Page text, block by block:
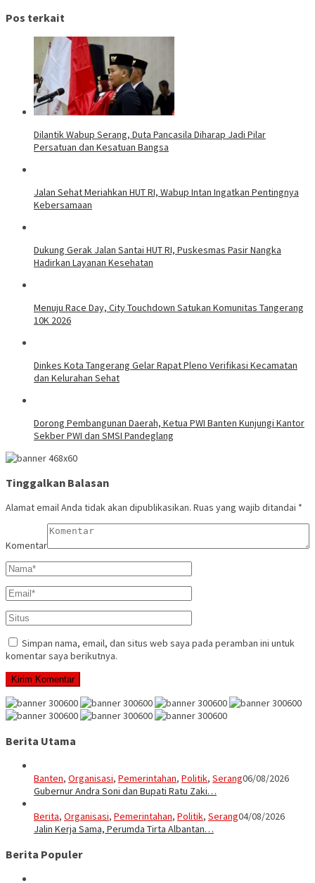
Pos terkait
Dilantik Wabup Serang, Duta Pancasila Diharap Jadi Pilar
Persatuan dan Kesatuan Bangsa
Jalan Sehat Meriahkan HUT RI, Wabup Intan Ingatkan Pentingnya
Kebersamaan
Dukung Gerak Jalan Santai HUT RI, Puskesmas Pasir Nangka
Hadirkan Layanan Kesehatan
Menuju Race Day, City Touchdown Satukan Komunitas Tangerang
10K 2026
Dinkes Kota Tangerang Gelar Rapat Pleno Verifikasi Kecamatan
dan Kelurahan Sehat
Dorong Pembangunan Daerah, Ketua PWI Banten Kunjungi Kantor
Sekber PWI dan SMSI Pandeglang
Tinggalkan Balasan
Alamat email Anda tidak akan dipublikasikan. Ruas yang wajib ditandai *
Komentar
Simpan nama, email, dan situs web saya pada peramban ini untuk
komentar saya berikutnya.
Berita Utama
Banten, Organisasi, Pemerintahan, Politik, Serang06/08/2026
Gubernur Andra Soni dan Bupati Ratu Zaki…
Berita, Organisasi, Pemerintahan, Politik, Serang04/08/2026
Jalin Kerja Sama, Perumda Tirta Albantan…
Berita Populer